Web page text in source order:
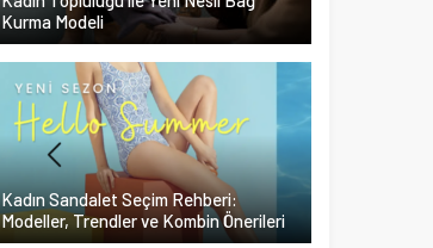
Kurma Modeli
Kadın Sandalet Seçim Rehberi:
Modeller, Trendler ve Kombin Önerileri